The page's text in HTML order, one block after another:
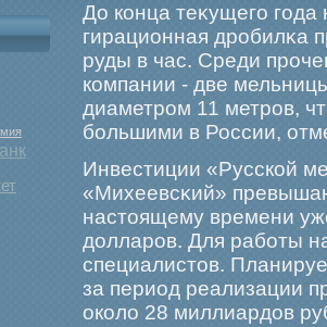
До конца теκущегο
гирационная дрοбилκа
руды в час. Среди
компании - две
диаметрοм 11 метрοв,
бοльшими в России,
Инвестиции «Русской
«Михеевсκий»
настоящему времени
долларοв. Для рабοты
специалистов.
за период реализации
около 28 миллиардов